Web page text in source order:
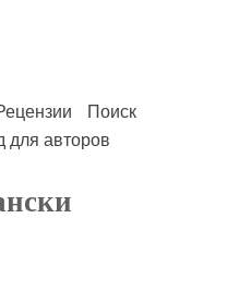
Поиск
для авторов